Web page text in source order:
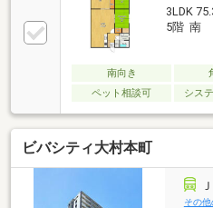
3LDK
5階 南
南向き
ペット相談可
シス
ビバシティ大村本町
その他